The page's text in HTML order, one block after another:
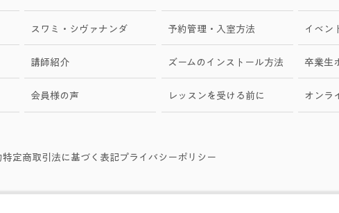
スワミ・シヴァナンダ
講師紹介
会員様の声
予約管理・入室方法
ズームのインストール方法
レッスンを受ける前に
イベン
卒業生
オンラ
特定商取引法に基づく表記プライバシーポリシー